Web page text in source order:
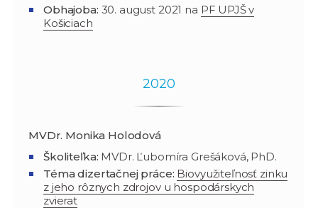
Obhajoba: 30. august 2021 na PF UPJŠ v
Košiciach
2020
MVDr. Monika Holodová
Školiteľka: MVDr. Ľubomíra Grešáková, PhD.
Téma dizertačnej práce: Biovyužiteľnosť zinku
z jeho rôznych zdrojov u hospodárskych
zvierat